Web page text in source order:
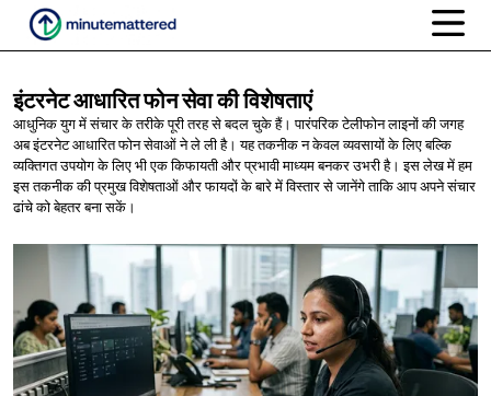
इंटरनेट आधारित फोन सेवाकी विशेषताएं
आधुनिक युग में संचार के तरीके पूरी तरह से बदल चुके हैं। पारंपरिक टेलीफोन लाइनों की जगह
अब इंटरनेट आधारित फोन सेवाओं ने ले ली है। यह तकनीक न केवल व्यवसायों के लिए बल्कि
व्यक्तिगत उपयोग के लिए भी एक किफायती और प्रभावी माध्यम बनकर उभरी है। इस लेख में हम
इस तकनीक की प्रमुख विशेषताओं और फायदों के बारे में विस्तार से जानेंगे ताकि आप अपने संचार
ढांचे को बेहतर बना सकें।